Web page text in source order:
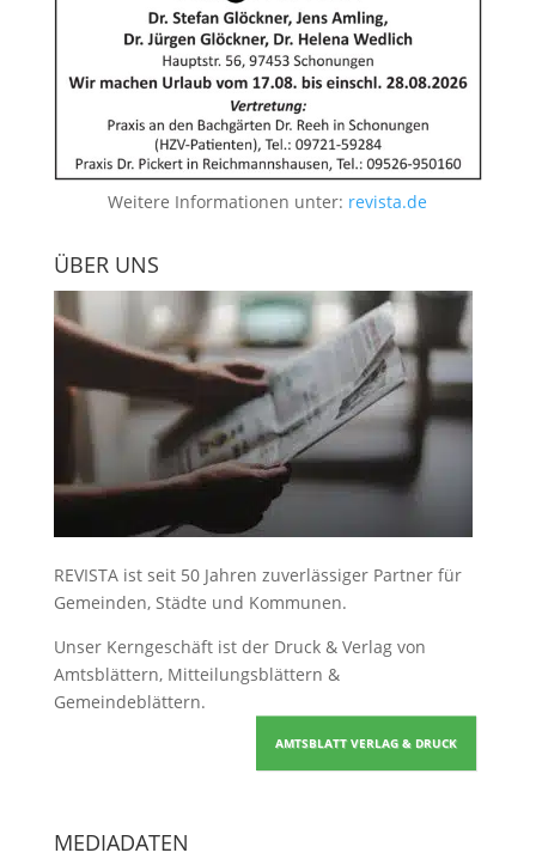
Weitere Informationen unter: revista.de
ÜBER UNS
REVISTA ist seit 50 Jahren zuverlässiger Partner für
Gemeinden, Städte und Kommunen.
Unser Kerngeschäft ist der Druck & Verlag von
Amtsblättern, Mitteilungsblättern &
Gemeindeblättern.
AMTSBLATT VERLAG & DRUCK
MEDIADATEN